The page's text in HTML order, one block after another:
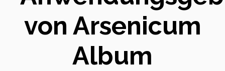
von Arsenicum
Album